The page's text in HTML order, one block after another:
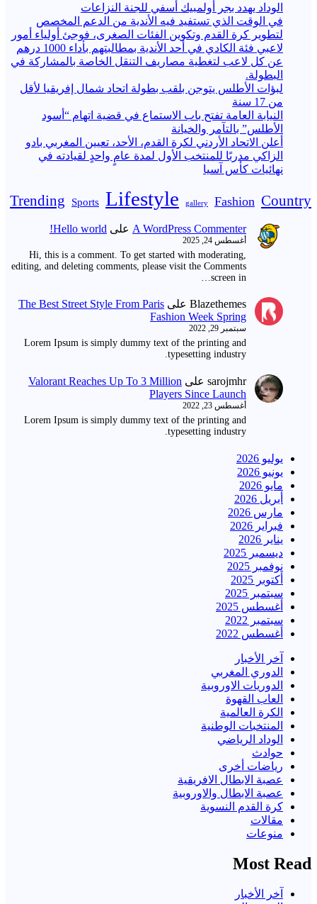
الوداد يهدد بجر أولمبيك أسفي للجنة النزاعات
في الوقت الذي تستفيد فيه الأندية من الدعم المخصص
لتطوير كرة القدم وتكوين الفئات الصغرى، فوجئ أولياء أمور
لاعبي فئة الكادي في أحد الأندية بمطالبتهم بأداء 1000 درهم
عن كل لاعب لتغطية مصاريف التنقل الخاصة بالمشاركة في
البطولة.
لبؤات الأطلس يتوجن بلقب بطولة اتحاد شمال إفريقيا لأقل
من 17 سنة
النيابة العامة تفتح باب الاستماع في قضية اتهام “أسود
الأطلس” بالتآمر والخيانة
أعلن الاتحاد الأردني لكرة القدم، الأحد، تعيين المغربي بادو
الزاكي مدربًا للمنتخب الأول لمدة عامٍ واحدٍ لقيادته ​في
نهائيات كأس آسيا
Country
Fashion
gallery
Lifestyle
Sports
Trending
A WordPress Commenter على Hello world!
أغسطس 24, 2025
Hi, this is a comment. To get started with moderating,
editing, and deleting comments, please visit the Comments
screen in…
Blazethemes على The Best Street Style From Paris
Fashion Week Spring
سبتمبر 29, 2022
Lorem Ipsum is simply dummy text of the printing and
typesetting industry.
sarojmhr على Valorant Reaches Up To 3 Million
Players Since Launch
أغسطس 23, 2022
Lorem Ipsum is simply dummy text of the printing and
typesetting industry.
يوليو 2026
يونيو 2026
مايو 2026
أبريل 2026
مارس 2026
فبراير 2026
يناير 2026
ديسمبر 2025
نوفمبر 2025
أكتوبر 2025
سبتمبر 2025
أغسطس 2025
سبتمبر 2022
أغسطس 2022
آخر الأخبار
الدوري المغربي
الدوريات الاوروبية
العاب القهوة
الكرة العالمية
المنتخبات الوطنية
الوداد الرياضي
حوادث
رياضات أخرى
عصبة الابطال الافريقية
عصبة الابطال والاوروبية
كرة القدم النسوية
مقالات
منوعات
Most Read
آخر الأخبار